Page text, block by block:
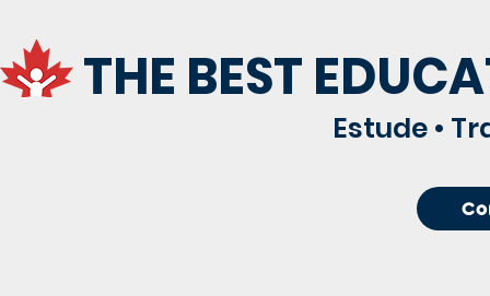
THE BEST
Estude •